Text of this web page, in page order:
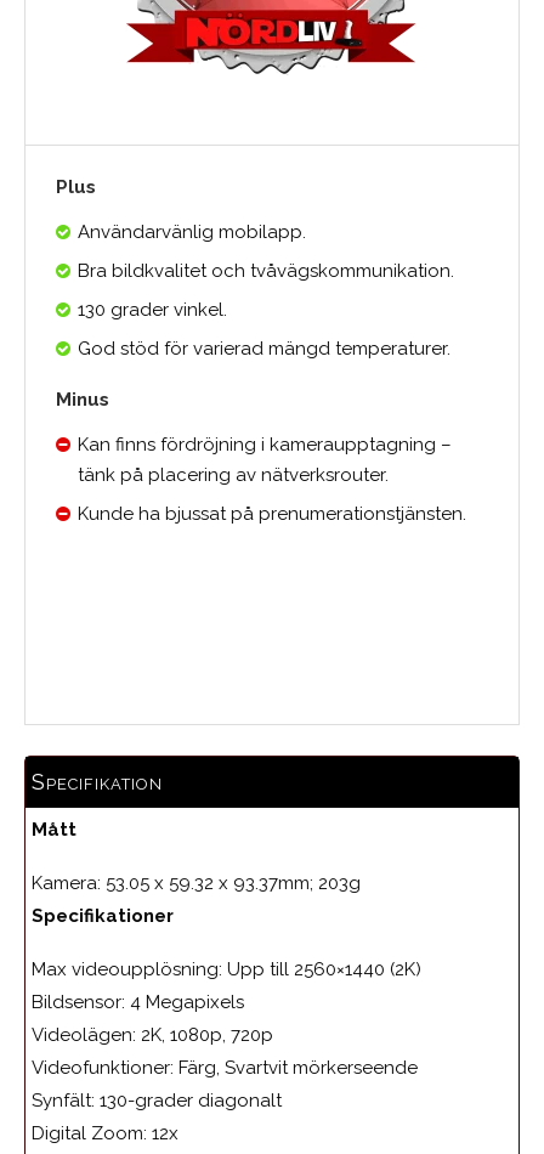
Plus
Användarvänlig mobilapp.
Bra bildkvalitet och tvåvägskommunikation.
130 grader vinkel.
God stöd för varierad mängd temperaturer.
Minus
Kan finns fördröjning i kameraupptagning –
tänk på placering av nätverksrouter.
Kunde ha bjussat på prenumerationstjänsten.
Specifikation
Mått
Kamera: 53.05 x 59.32 x 93.37mm; 203g
Specifikationer
Max videoupplösning: Upp till 2560×1440 (2K)
Bildsensor: 4 Megapixels
Videolägen: 2K, 1080p, 720p
Videofunktioner: Färg, Svartvit mörkerseende
Synfält: 130-grader diagonalt
Digital Zoom: 12x